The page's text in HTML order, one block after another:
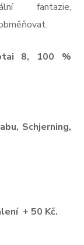
fantazie,
8, 100 %
Schjerning,
+ 50 Kč.